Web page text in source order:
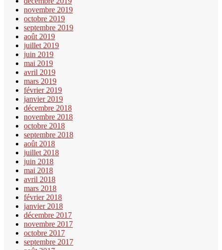
novembre 2019
octobre 2019
septembre 2019
août 2019
juillet 2019
juin 2019
mai 2019
avril 2019
mars 2019
février 2019
janvier 2019
décembre 2018
novembre 2018
octobre 2018
septembre 2018
août 2018
juillet 2018
juin 2018
mai 2018
avril 2018
mars 2018
février 2018
janvier 2018
décembre 2017
novembre 2017
octobre 2017
septembre 2017